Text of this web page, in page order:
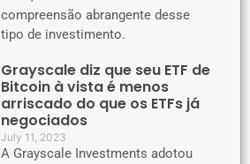
compreensão abrangente desse
tipo de investimento.
Grayscale diz que seu ETF de
Bitcoin à vista é menos
arriscado do que os ETFs já
negociados
July 11, 2023
A Grayscale Investments adotou